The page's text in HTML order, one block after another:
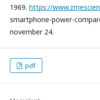
1969. https://
smartphone-power-
november 24.
pdf